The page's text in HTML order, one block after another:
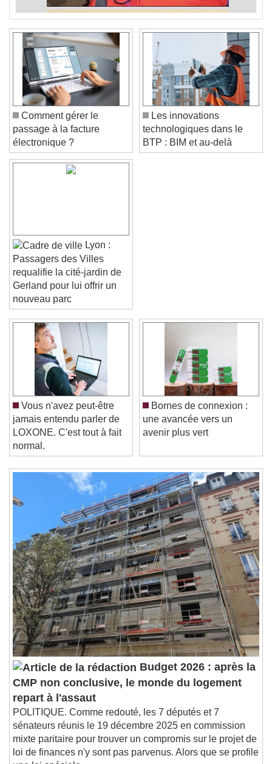
Video Player is loading.
Play Video
Play
Skip Backward
Skip Forward
Unmute
Current Time0:00
/
Duration-:-
Stream TypeLIVE
Seek to live, currently behind liveLIVE
Remaining Time
Playback Rate
Chapters
Chapters
Descriptions
descriptions off, selected
Subtitles
subtitles settings , opens subtitles
settings dialog
subtitles off, selected
Audio Track
Picture-in-Picture
Fullscreen
This is a modal window.
Beginning of dialog window. Escape will cancel
and close the window.
Text
Comment gérer le
passage à la facture
électronique ?
Les innovations
technologiques dans le
BTP : BIM et au-delà
Lyon :
Passagers des Villes
requalifie la cité-jardin de
Gerland pour lui offrir un
nouveau parc
Vous n'avez peut-être
jamais entendu parler de
LOXONE. C'est tout à fait
normal.
Bornes de connexion :
une avancée vers un
Budget 2026 : après la
CMP non conclusive, le monde du logement
repart à l'assaut
POLITIQUE. Comme redouté, les 7 députés et 7
sénateurs réunis le 19 décembre 2025 en commission
mixte paritaire pour trouver un compromis sur le projet de
loi de finances n'y sont pas parvenus. Alors que se profile